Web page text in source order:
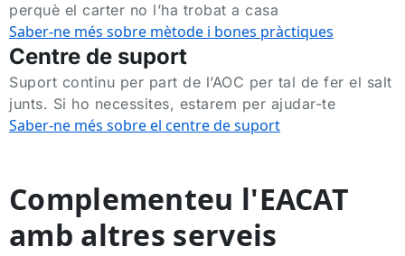
perquè el carter no l’ha trobat a casa
Saber-ne més sobre mètode i bones pràctiques
Centre de suport
Suport continu per part de l’AOC per tal de fer el salt
junts. Si ho necessites, estarem per ajudar-te
Saber-ne més sobre el centre de suport
Complementeu l'EACAT
amb altres serveis